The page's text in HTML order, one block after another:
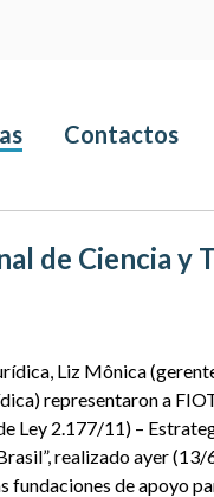
Contactos
de Ciencia y
Liz Mônica
representaron a
Ley 2.177/11) –
realizado ayer
fundaciones de apoyo